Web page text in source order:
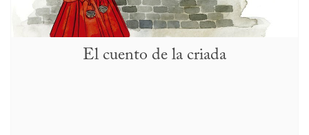
El cuento de la criada